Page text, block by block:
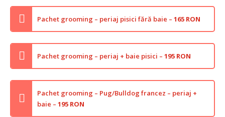
Pachet grooming – periaj pisici fără baie – 165 RON
Pachet grooming – periaj + baie pisici – 195 RON
Pachet grooming – Pug/Bulldog francez – periaj +
baie – 195 RON